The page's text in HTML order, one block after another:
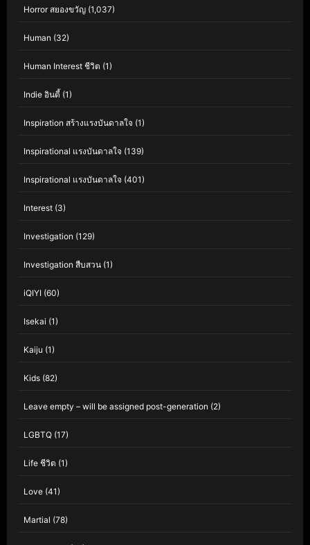
Horror สยองขวัญ (1,037)
Human (32)
Human Interest ชีวิต (1)
Indie อินดี้ (1)
Inspiration สร้างแรงบันดาลใจ (1)
Inspirational แรงบันดาลใจ (139)
Inspirational แรงบันดาลใจ (401)
Interest (3)
Investigation (129)
Investigation สืบสวน (1)
iQIYI (60)
Isekai (1)
Kaiju (1)
Kids (82)
Leave empty – will be assigned post-generation (2)
LGBTQ (17)
Life ชีวิต (1)
Love (41)
Martial (78)